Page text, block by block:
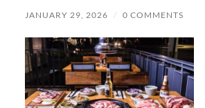
JANUARY 29, 2026 / 0 COMMENTS